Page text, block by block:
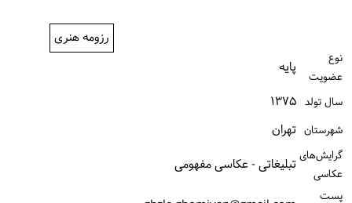
رزومه هنری
نوع
عضویت
پایه
سال تولد ۱۳۷۵
شهرستان تهران
گرایش‌های
عکاسی
تبلیغاتی - عکاسی مفهومی
پست